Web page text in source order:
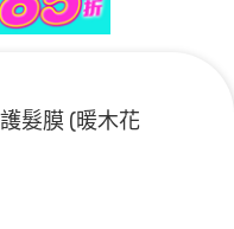
髮膜 (暖木花